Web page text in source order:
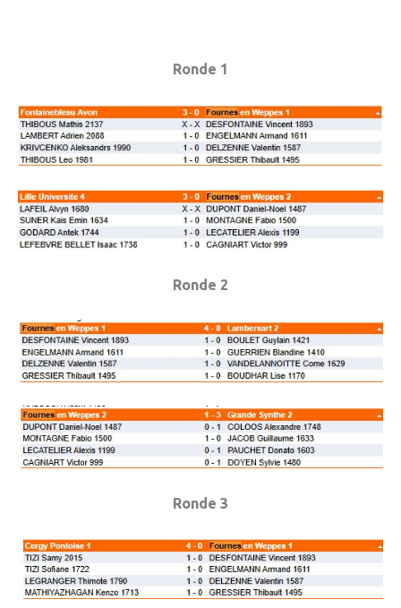
» WAP - Weppes Arts Plastiques
» Wepp' Harmonie
» Mémoire
» Sports
» Club de football ESW
» Club de gym "La Jeanne d'Arc"
» Espace Forme Fournois
» GR en Weppes
» Tonic gym
» Weppes natation
Ronde 1
Ronde 2
Ronde 3